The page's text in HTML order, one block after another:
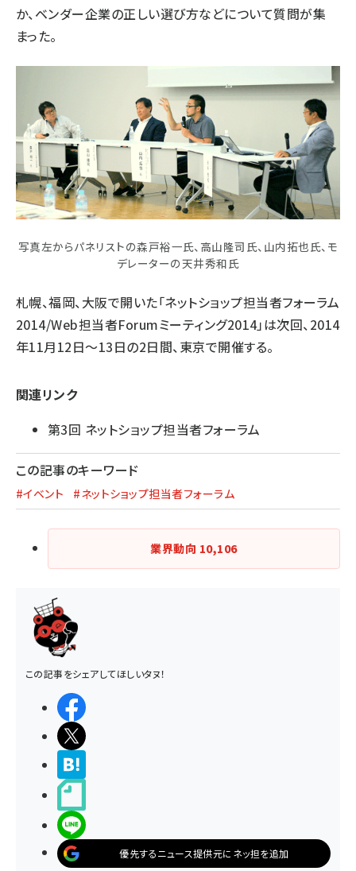
か、ベンダー企業の正しい選び方などについて質問が集
まった。
写真左からパネリストの森戸裕一氏、高山隆司氏、山内拓也氏、モ
デレーターの天井秀和氏
札幌、福岡、大阪で開いた「ネットショップ担当者フォーラム
2014/Web担当者Forumミーティング2014」は次回、2014
年11月12日～13日の2日間、東京で開催する。
関連リンク
第3回 ネットショップ担当者フォーラム
この記事のキーワード
#イベント #ネットショップ担当者フォーラム
業界動向 10,106
この記事をシェアしてほしいタヌ！
優先するニュース提供元にネッ担を追加